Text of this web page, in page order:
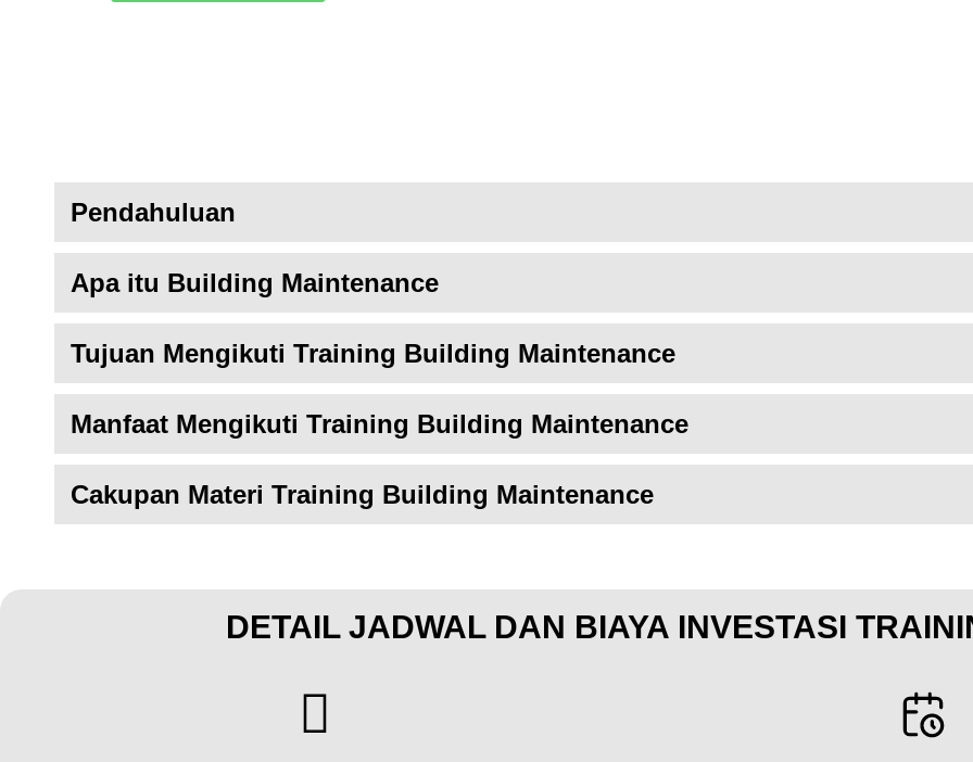
Pendahuluan
Apa itu Building Maintenance
Tujuan Mengikuti Training Building Maintenance
Manfaat Mengikuti Training Building Maintenance
Cakupan Materi Training Building Maintenance
DETAIL JADWAL DAN BIAYA INVESTASI